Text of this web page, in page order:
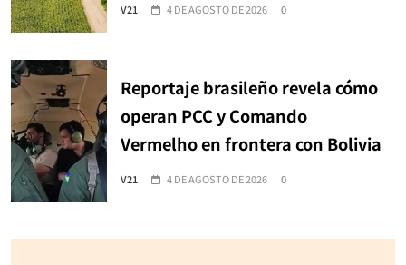
V21 4 DE AGOSTO DE 2026 0
Reportaje brasileño revela cómo
operan PCC y Comando
Vermelho en frontera con Bolivia
V21 4 DE AGOSTO DE 2026 0